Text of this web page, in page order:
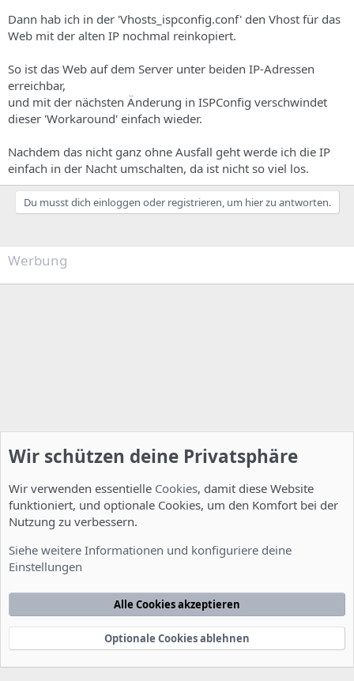
Dann hab ich in der 'Vhosts_ispconfig.conf' den Vhost für das
Web mit der alten IP nochmal reinkopiert.
So ist das Web auf dem Server unter beiden IP-Adressen
erreichbar,
und mit der nächsten Änderung in ISPConfig verschwindet
dieser 'Workaround' einfach wieder.
Nachdem das nicht ganz ohne Ausfall geht werde ich die IP
einfach in der Nacht umschalten, da ist nicht so viel los.
Du musst dich einloggen oder registrieren, um hier zu antworten.
Werbung
Nutzungsbedingungen Datenschutzerklärung
Startseite
e
Community platform by XenForo® © 2010-2022 XenForo Ltd.
xenDach©2010-2014
Wir schützen deine Privatsphäre
Wir verwenden essentielle Cookies, damit diese Website
funktioniert, und optionale Cookies, um den Komfort bei der
Nutzung zu verbessern.
Siehe weitere Informationen und konfiguriere deine
Einstellungen
Alle Cookies akzeptieren
Optionale Cookies ablehnen